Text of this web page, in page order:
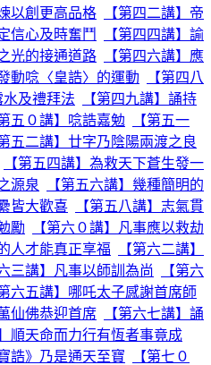
以創更高品格
【第四二講】帝
信心及時奮鬥
【第四四講】諭
光的接通道路
【第四六講】應
動唸〈皇誥〉的運動
【第四八
及禮拜法
【第四九講】誦持
第五０講】唸誥嘉勉
【第五一
第五二講】廿字乃陰陽兩渡之良
【第五四講】為救天下蒼生發一
源泉
【第五六講】幾種簡明的
皆大歡喜
【第五八講】志氣貫
勵
【第六０講】凡事應以救劫
人才能真正享福
【第六二講】
三講】凡事以師訓為尚
【第六
第六五講】哪吒太子感謝首席師
仙佛恭迎首席
【第六七講】誦
順天命而力行有恆者事竟成
誥》乃是通天至寶
【第七０